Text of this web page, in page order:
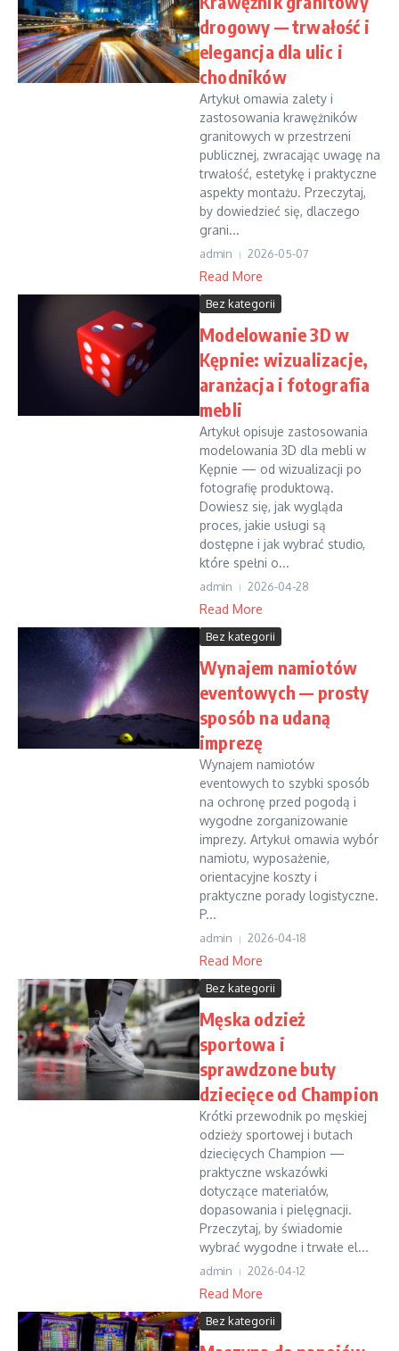
drogowy — trwałość i
elegancja dla ulic i
chodników
Artykuł omawia zalety i
zastosowania krawężników
granitowych w przestrzeni
publicznej, zwracając uwagę na
trwałość, estetykę i praktyczne
aspekty montażu. Przeczytaj,
by dowiedzieć się, dlaczego
grani...
admin 2026-05-07
Read More
Bez kategorii
Modelowanie 3D w
Kępnie: wizualizacje,
aranżacja i fotografia
mebli
Artykuł opisuje zastosowania
modelowania 3D dla mebli w
Kępnie — od wizualizacji po
fotografię produktową.
Dowiesz się, jak wygląda
proces, jakie usługi są
dostępne i jak wybrać studio,
które spełni o...
admin 2026-04-28
Read More
Bez kategorii
Wynajem namiotów
eventowych — prosty
sposób na udaną
imprezę
Wynajem namiotów
eventowych to szybki sposób
na ochronę przed pogodą i
wygodne zorganizowanie
imprezy. Artykuł omawia wybór
namiotu, wyposażenie,
orientacyjne koszty i
praktyczne porady logistyczne.
P...
admin 2026-04-18
Read More
Bez kategorii
Męska odzież
sportowa i
sprawdzone buty
dziecięce od Champion
Krótki przewodnik po męskiej
odzieży sportowej i butach
dziecięcych Champion —
praktyczne wskazówki
dotyczące materiałów,
dopasowania i pielęgnacji.
Przeczytaj, by świadomie
wybrać wygodne i trwałe el...
admin 2026-04-12
Read More
Bez kategorii